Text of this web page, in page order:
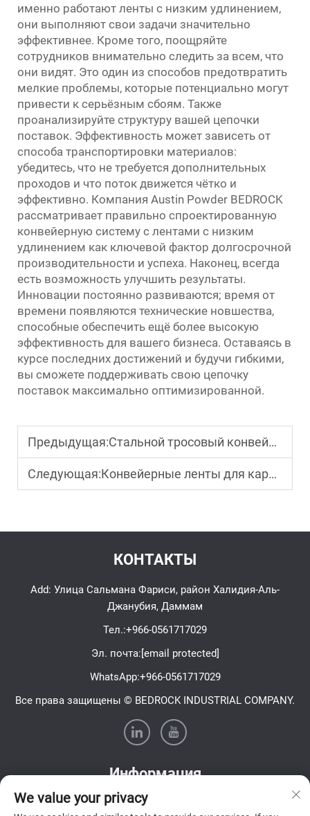
именно работают ленты с низким удлинением,
они выполняют свои задачи значительно
эффективнее. Кроме того, поощряйте
сотрудников внимательно следить за всем, что
они видят. Это один из способов предотвратить
мелкие проблемы, которые потенциально могут
привести к серьёзным сбоям. Также
проанализируйте структуру вашей цепочки
поставок. Эффективность может зависеть от
способа транспортировки материалов:
убедитесь, что не требуется дополнительных
проходов и что поток движется чётко и
эффективно. Компания Austin Powder BEDROCK
рассматривает правильно спроектированную
конвейерную систему с лентами с низким
удлинением как ключевой фактор долгосрочной
производительности и успеха. Наконец, всегда
есть возможность улучшить результаты.
Инновации постоянно развиваются; время от
времени появляются технические новшества,
способные обеспечить ещё более высокую
эффективность для вашего бизнеса. Оставаясь в
курсе последних достижений и будучи гибкими,
вы сможете поддерживать свою цепочку
поставок максимально оптимизированной.
Предыдущая:Стальной тросовый конвейерный ремень: высокопрочные решения для транспортировки тяжелых материалов
Следующая:Конвейерные ленты для карьеров: долговечные решения для транспортировки твердых пород и заполнителей.
КОНТАКТЫ
Add: Улица Сальмана Фариси, район Халидия-Аль-
Джанубия, Даммам
Тел.:+966-0561717029
Эл. почта:[email protected]
WhatsApp:+966-0561717029
Все права защищены © BEDROCK INDUSTRIAL COMPANY.
Информация
Подпишитесь на нашу еженедельную рассылку
We value your privacy